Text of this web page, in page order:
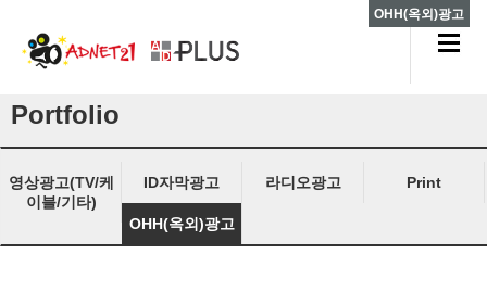
Portfolio
영상광고(TV/케
이블/기타)
ID자막광고 라디오광고 Print
OHH(옥외)광고
OHH(옥외)광고